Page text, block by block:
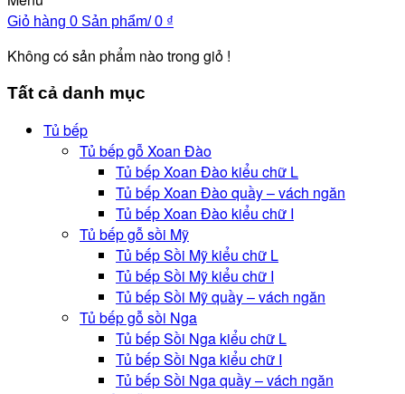
Giỏ hàng 0 Sản phẩm/0 ₫
Không có sản phẩm nào trong giỏ !
Tất cả danh mục
Tủ bếp
Tủ bếp gỗ Xoan Đào
Tủ bếp Xoan Đào kiểu chữ L
Tủ bếp Xoan Đào quầy – vách ngăn
Tủ bếp Xoan Đào kiểu chữ I
Tủ bếp gỗ sồi Mỹ
Tủ bếp Sồi Mỹ kiểu chữ L
Tủ bếp Sồi Mỹ kiểu chữ I
Tủ bếp Sồi Mỹ quầy – vách ngăn
Tủ bếp gỗ sồi Nga
Tủ bếp Sồi Nga kiểu chữ L
Tủ bếp Sồi Nga kiểu chữ I
Tủ bếp Sồi Nga quầy – vách ngăn